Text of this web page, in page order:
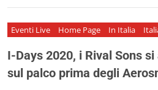
Eventi Live Home Page In Italia
I-Days 2020, i Rival Sons
sul palco prima degli